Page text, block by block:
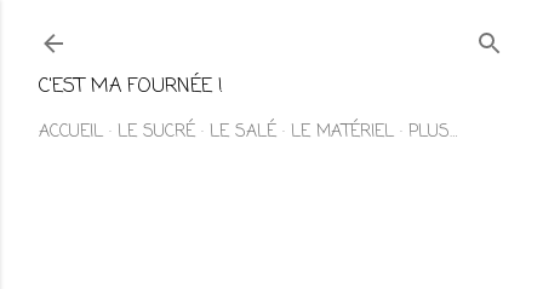
C'EST MA FOURNÉE !
ACCUEIL LE SUCRÉ LE SALÉ LE MATÉRIEL PLUS…